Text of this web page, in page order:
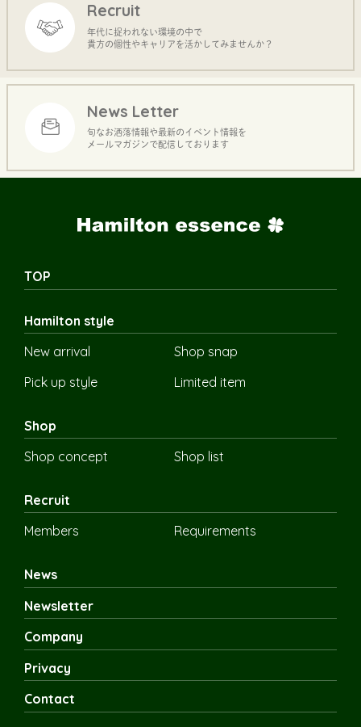
Recruit
年代に捉われない環境の中で
貴方の個性やキャリアを活かしてみませんか？
News Letter
旬なお洒落情報や最新のイベント情報を
メールマガジンで配信しております
TOP
Hamilton style
New arrival
Shop snap
Pick up style
Limited item
Shop
Shop concept
Shop list
Recruit
Members
Requirements
News
Newsletter
Company
Privacy
Contact